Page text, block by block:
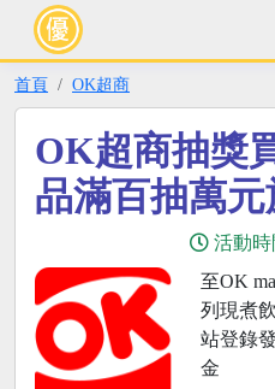
首頁 OK超商
OK超商抽獎
品滿百抽萬
活動時
至OK
列現煮
站登錄
金